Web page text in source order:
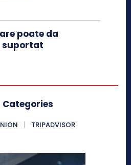
poate da
suportat
Categories
TRIPADVISOR